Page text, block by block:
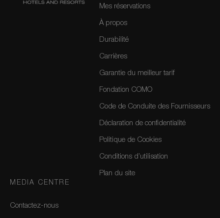
Mes réservations
À propos
Durabilité
Carrières
Garantie du meilleur tarif
Fondation COMO
Code de Conduite des Fournisseurs
Déclaration de confidentialité
Politique de Cookies
Conditions d’utilisation
Plan du site
MEDIA CENTRE
Contactez-nous